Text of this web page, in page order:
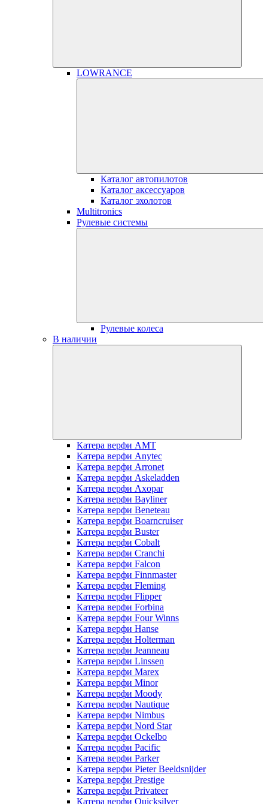
LOWRANCE
Каталог автопилотов
Каталог аксессуаров
Каталог эхолотов
Multitronics
Рулевые системы
Рулевые колеса
В наличии
Катера верфи AMT
Катера верфи Anytec
Катера верфи Arronet
Катера верфи Askeladden
Катера верфи Axopar
Катера верфи Bayliner
Катера верфи Beneteau
Катера верфи Boarncruiser
Катера верфи Buster
Катера верфи Cobalt
Катера верфи Cranchi
Катера верфи Falcon
Катера верфи Finnmaster
Катера верфи Fleming
Катера верфи Flipper
Катера верфи Forbina
Катера верфи Four Winns
Катера верфи Hanse
Катера верфи Holterman
Катера верфи Jeanneau
Катера верфи Linssen
Катера верфи Marex
Катера верфи Minor
Катера верфи Moody
Катера верфи Nautique
Катера верфи Nimbus
Катера верфи Nord Star
Катера верфи Ockelbo
Катера верфи Pacific
Катера верфи Parker
Катера верфи Pieter Beeldsnijder
Катера верфи Prestige
Катера верфи Privateer
Катера верфи Quicksilver